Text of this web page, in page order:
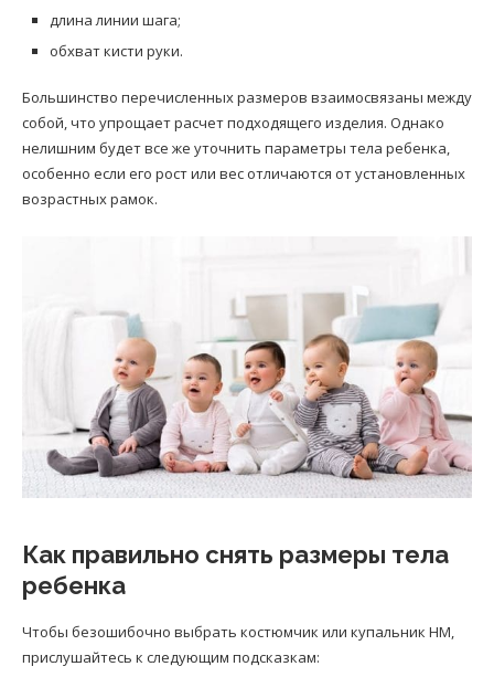
длина линии шага;
обхват кисти руки.
Большинство перечисленных размеров взаимосвязаны между
собой, что упрощает расчет подходящего изделия. Однако
нелишним будет все же уточнить параметры тела ребенка,
особенно если его рост или вес отличаются от установленных
возрастных рамок.
Как правильно снять размеры тела
ребенка
Чтобы безошибочно выбрать костюмчик или купальник HM,
прислушайтесь к следующим подсказкам: